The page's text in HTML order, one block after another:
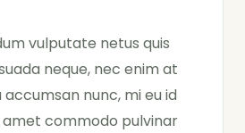
vulputate netus quis
neque, nec enim at
nunc, mi eu id
commodo pulvinar